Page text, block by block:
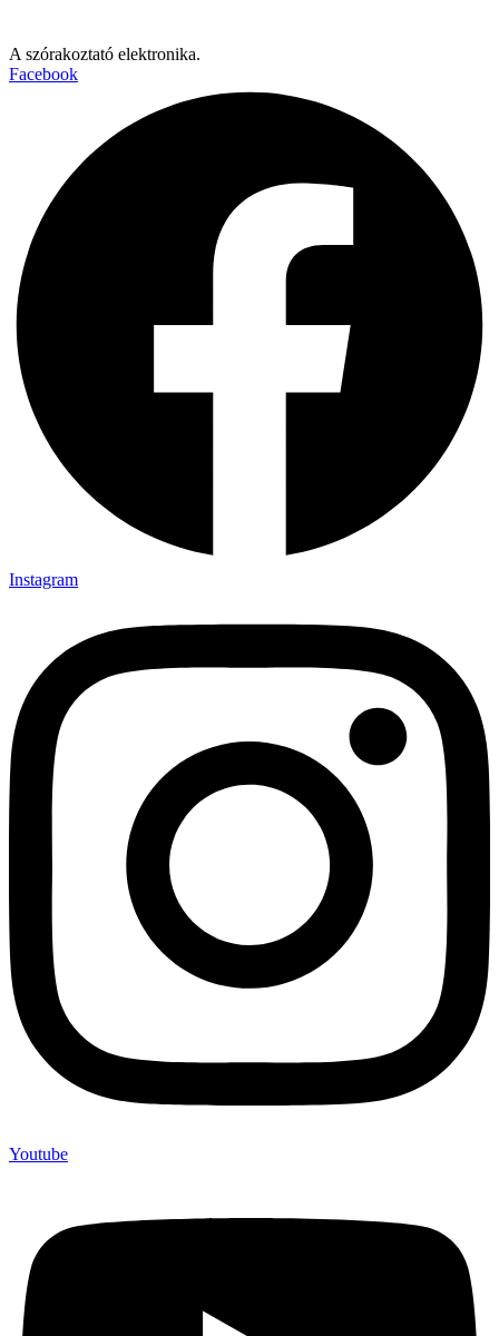
A szórakoztató elektronika.
Facebook
Instagram
Youtube